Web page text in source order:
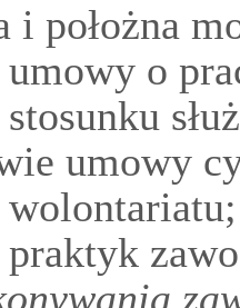
i położna
o
umowy
praktyk